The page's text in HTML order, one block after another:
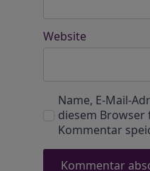
Website
Name, E-Mail-
diesem
Kommentar